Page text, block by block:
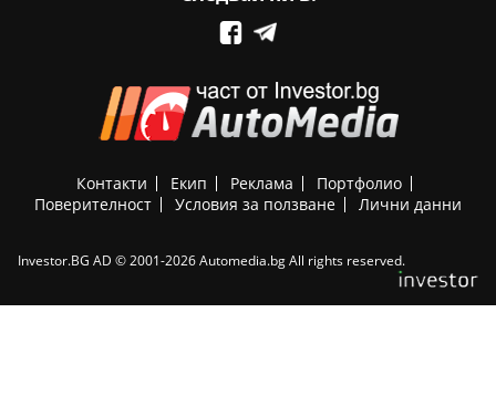
Контакти Екип Реклама
Портфолио
Поверителност
Условия за ползване Лични данни
Investor.BG AD © 2001-2026 Automedia.bg All rights reserved.